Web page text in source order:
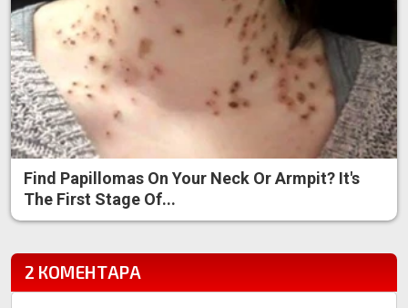
Find Papillomas On Your Neck Or Armpit? It's
The First Stage Of...
2 КОМЕНТАРА